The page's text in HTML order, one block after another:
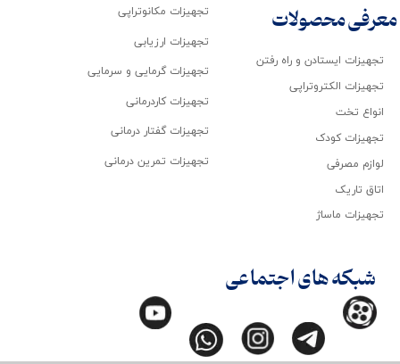
تجهیزات ایستادن و راه رفتن
تجهیزات الکتروتراپی
انواع تخت
تجهیزات کودک
لوازم مصرفی
اتاق تاریک
تجهیزات ماساژ
تجهیزات مکانوتراپی
تجهیزات ارزیابی
تجهیزات گرمایی و سرمایی
تجهیزات کاردرمانی
تجهیزات گفتار درمانی
تجهیزات تمرین درمانی
معرفی محصولات
شبکه های اجتماعی